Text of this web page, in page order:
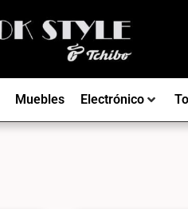
Muebles Electrónico